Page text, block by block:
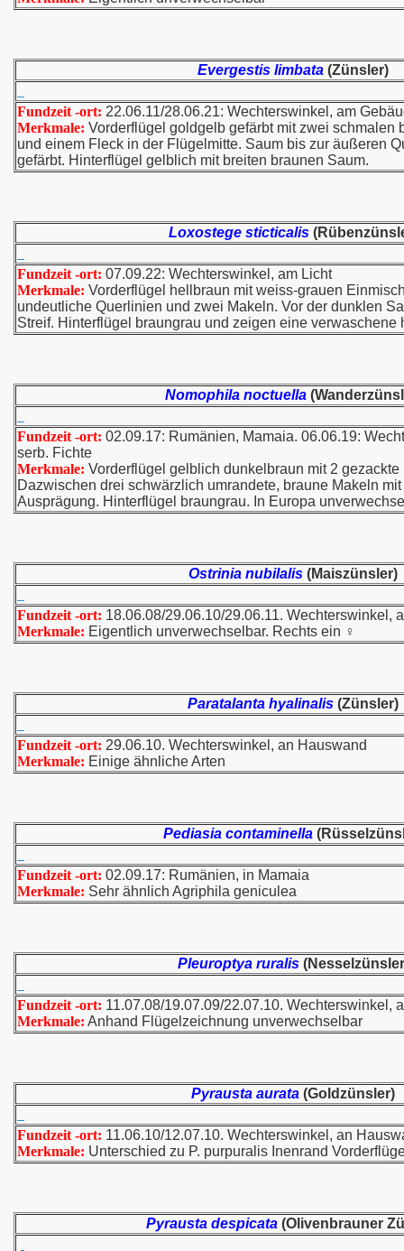
Evergestis limbata (Zünsler)
Fundzeit -ort: 22.06.11/28.06.21: Wechterswinkel, am
Merkmale: Vorderflügel goldgelb gefärbt mit zwei schmalen
und einem Fleck in der Flügelmitte. Saum bis zur äußeren
gefärbt. Hinterflügel gelblich mit breiten braunen Saum.
Loxostege sticticalis
Fundzeit -ort: 07.09.22: Wechterswinkel, am Licht
Merkmale: Vorderflügel hellbraun mit weiss-grauen
undeutliche Querlinien und zwei Makeln. Vor der dunklen
Streif. Hinterflügel braungrau und zeigen eine verwaschene
Nomophila noctuella
Fundzeit -ort: 02.09.17: Rumänien, Mamaia. 06.06.19:
serb. Fichte
Merkmale: Vorderflügel gelblich dunkelbraun mit 2
Dazwischen drei schwärzlich umrandete, braune Makeln
Ausprägung. Hinterflügel braungrau. In Europa
Ostrinia nubilalis (Maiszünsler)
Fundzeit -ort: 18.06.08/29.06.10/29.06.11. Wechterswinkel,
Merkmale: Eigentlich unverwechselbar. Rechts ein ♀
Paratalanta hyalinalis (Zünsler)
Fundzeit -ort: 29.06.10. Wechterswinkel, an Hauswand
Merkmale: Einige ähnliche Arten
Pediasia contaminella
Fundzeit -ort: 02.09.17: Rumänien, in Mamaia
Merkmale: Sehr ähnlich Agriphila geniculea
Pleuroptya ruralis
Fundzeit -ort: 11.07.08/19.07.09/22.07.10. Wechterswinkel,
Merkmale: Anhand Flügelzeichnung unverwechselbar
Pyrausta aurata (Goldzünsler)
Fundzeit -ort: 11.06.10/12.07.10. Wechterswinkel, an
Merkmale: Unterschied zu P. purpuralis Inenrand
Pyrausta despicata (Olivenbrauner